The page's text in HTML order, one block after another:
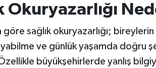
Okuryazarlığı
göre sağlık okuryazarlığı;
ve günlük yaşamda doğru
büyükşehirlerde yanlış